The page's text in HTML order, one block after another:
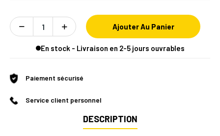
Ajouter Au Panier
En stock - Livraison en 2-5 jours ouvrables
Paiement sécurisé
Service client personnel
DESCRIPTION